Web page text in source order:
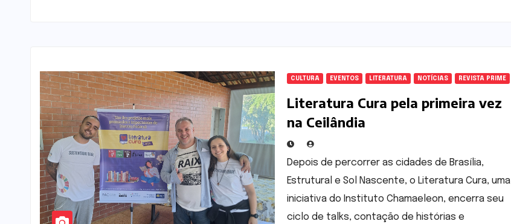
CULTURA EVENTOS LITERATURA NOTÍCIAS REVISTA PRIME
Literatura Cura pela primeira vez
na Ceilândia
Depois de percorrer as cidades de Brasília,
Estrutural e Sol Nascente, o Literatura Cura, uma
iniciativa do Instituto Chamaeleon, encerra seu
ciclo de talks, contação de histórias e